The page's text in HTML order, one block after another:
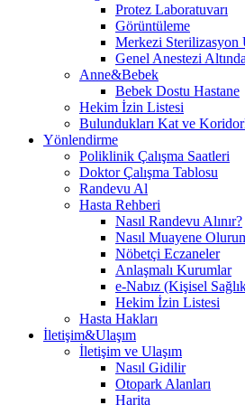
Protez Laboratuvarı
Görüntüleme
Merkezi Sterilizasyon
Genel Anestezi
Anne&Bebek
Bebek Dostu Hastane
Hekim İzin Listesi
Bulundukları Kat ve
Yönlendirme
Poliklinik Çalışma Saatleri
Doktor Çalışma Tablosu
Randevu Al
Hasta Rehberi
Nasıl Randevu Alınır?
Nasıl Muayene
Nöbetçi Eczaneler
Anlaşmalı Kurumlar
e-Nabız (Kişisel
Hekim İzin Listesi
Hasta Hakları
İletişim&Ulaşım
İletişim ve Ulaşım
Nasıl Gidilir
Otopark Alanları
Harita